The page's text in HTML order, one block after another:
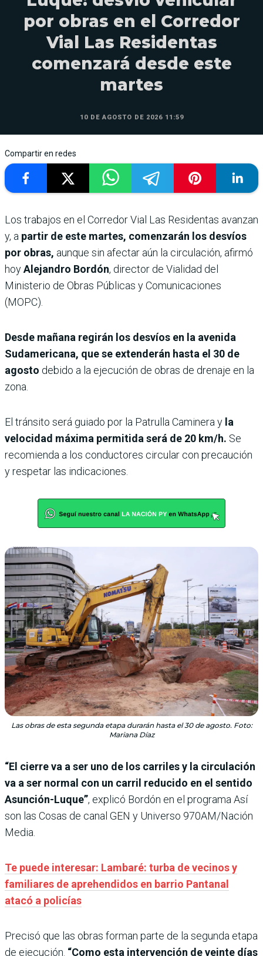
por obras en el Corredor
Vial Las Residentas
comenzará desde este
martes
10 DE AGOSTO DE 2026 11:59
Compartir en redes
Los trabajos en el Corredor Vial Las Residentas avanzan
y, a partir de este martes, comenzarán los desvíos
por obras, aunque sin afectar aún la circulación, afirmó
hoyAlejandro Bordón, director de Vialidad del
Ministerio de Obras Públicas y Comunicaciones
(MOPC).
Desde mañana regirán los desvíos en la avenida
Sudamericana, que se extenderán hasta el 30 de
agosto debido a la ejecución de obras de drenaje en la
zona.
El tránsito será guiado por la Patrulla Caminera y la
velocidad máxima permitida será de 20 km/h. Se
recomienda a los conductores circular con precaución
y respetar las indicaciones.
Las obras de esta segunda etapa durarán hasta el 30 de agosto. Foto:
Mariana Díaz
“El cierre va a ser uno de los carriles y la circulación
va a ser normal con un carril reducido en el sentido
Asunción-Luque”, explicó Bordón en el programa Así
son las Cosas de canal GEN y Universo 970AM/Nación
Media.
Te puede interesar: Lambaré: turba de vecinos y
familiares de aprehendidos en barrio Pantanal
atacó a policías
Precisó que las obras forman parte de la segunda etapa
de ejecución. “Como esta intervención de veinte días